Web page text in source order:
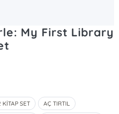
My First Library
KİTAP SET AÇ TIRTIL